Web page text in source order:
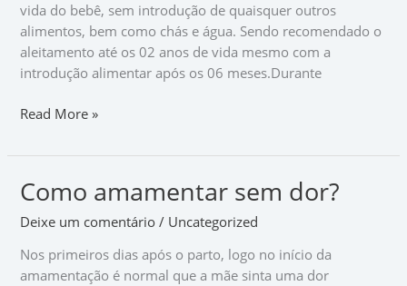
vida do bebê, sem introdução de quaisquer outros
alimentos, bem como chás e água. Sendo recomendado o
aleitamento até os 02 anos de vida mesmo com a
introdução alimentar após os 06 meses.Durante
Read More »
Como amamentar sem dor?
Deixe um comentário / Uncategorized
Nos primeiros dias após o parto, logo no início da
amamentação é normal que a mãe sinta uma dor
Como
amamentar
sem
dor?